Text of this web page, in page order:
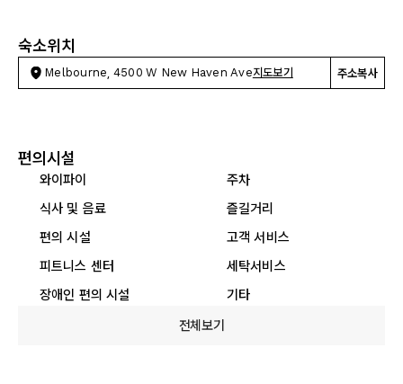
숙소위치
Melbourne, 4500 W New Haven Ave지도보기 주소복사
편의시설
와이파이
주차
식사 및 음료
즐길거리
편의 시설
고객 서비스
피트니스 센터
세탁서비스
장애인 편의 시설
기타
전체보기